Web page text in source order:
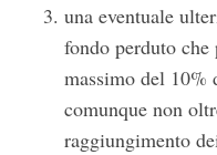
una eventuale
fondo perduto
massimo del 10%
comunque non
raggiungimento
S
e
a